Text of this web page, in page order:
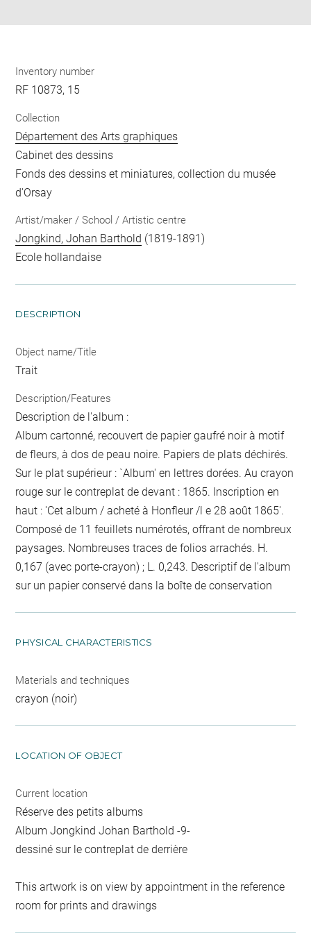
Inventory number
RF 10873, 15
Collection
Département des Arts graphiques
Cabinet des dessins
Fonds des dessins et miniatures, collection du musée
d'Orsay
Artist/maker / School / Artistic centre
Jongkind, Johan Barthold (1819-1891)
Ecole hollandaise
DESCRIPTION
Object name/Title
Trait
Description/Features
Description de l'album :
Album cartonné, recouvert de papier gaufré noir à motif
de fleurs, à dos de peau noire. Papiers de plats déchirés.
Sur le plat supérieur : `Album' en lettres dorées. Au crayon
rouge sur le contreplat de devant : 1865. Inscription en
haut : 'Cet album / acheté à Honfleur /l e 28 août 1865'.
Composé de 11 feuillets numérotés, offrant de nombreux
paysages. Nombreuses traces de folios arrachés. H.
0,167 (avec porte-crayon) ; L. 0,243. Descriptif de l'album
sur un papier conservé dans la boîte de conservation
PHYSICAL CHARACTERISTICS
Materials and techniques
crayon (noir)
LOCATION OF OBJECT
Current location
Réserve des petits albums
Album Jongkind Johan Barthold -9-
dessiné sur le contreplat de derrière
This artwork is on view by appointment in the reference
room for prints and drawings